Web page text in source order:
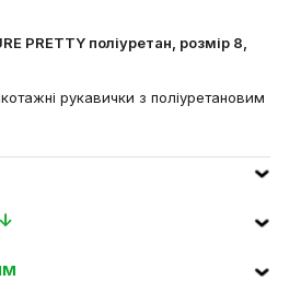
PRETTY поліуретан, розмір 8,
рукавички з поліуретановим